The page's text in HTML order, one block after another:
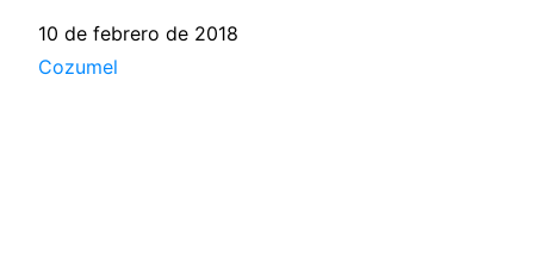
Fecha
10 de febrero de 2018
Respecto a
Cozumel